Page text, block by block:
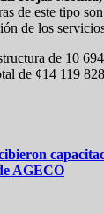
de este tipo
de los
de 10
de ¢14 119
AGECO